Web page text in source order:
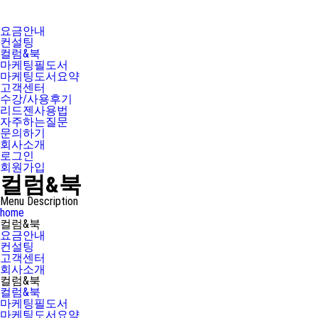
요금안내
컨설팅
컬럼&북
마케팅필도서
마케팅도서요약
고객센터
수강/사용후기
리드젠사용법
자주하는질문
문의하기
회사소개
로그인
회원가입
컬럼&북
Menu Description
home
컬럼&북
요금안내
컨설팅
고객센터
회사소개
컬럼&북
컬럼&북
마케팅필도서
마케팅도서요약